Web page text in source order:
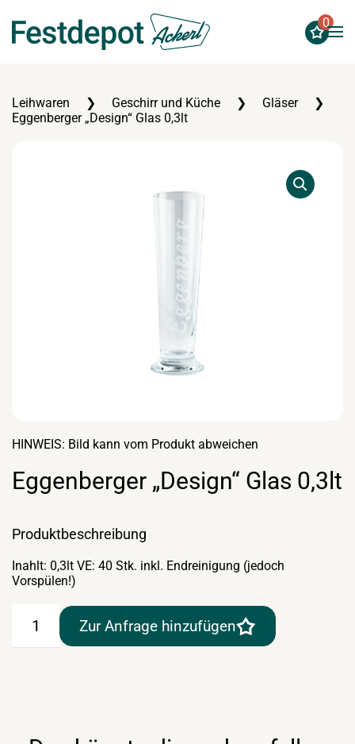
Zum Hauptinhalt springen
0
Leihwaren Geschirr und Küche
Gläser
Eggenberger „Design“ Glas 0,3lt
HINWEIS: Bild kann vom Produkt abweichen
Eggenberger „Design“ Glas 0,3lt
Produktbeschreibung
Inahlt: 0,3lt VE: 40 Stk. inkl. Endreinigung (jedoch
Vorspülen!)
Eggenberger
"Design"
Zur Anfrage hinzufügen